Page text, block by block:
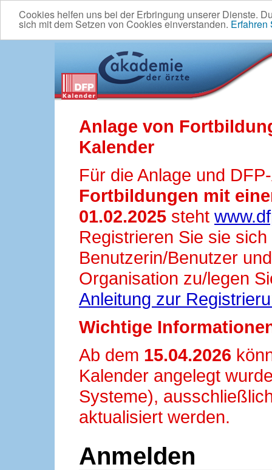
Cookies helfen uns bei der Erbringung unserer Dienste.
sich mit dem Setzen von Cookies einverstanden. Erfahren
Anlage von
Kalender
Für die Anlage und
Fortbildungen mit
01.02.2025 steht
Registrieren Sie sie
Benutzerin/Benutzer
Organisation zu/legen
Anleitung zur
Wichtige
Ab dem 15.04.2026
Kalender angelegt
Systeme),
aktualisiert werden.
Anmelden